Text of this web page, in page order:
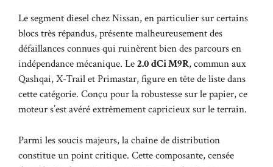
Le segment diesel chez Nissan, en particulier sur certains
blocs très répandus, présente malheureusement des
défaillances connues qui ruinèrent bien des parcours en
indépendance mécanique. Le2.0 dCi M9R, commun aux
Qashqai, X-Trail et Primastar, figure en tête de liste dans
cette catégorie. Conçu pour la robustesse sur le papier, ce
moteur s’est avéré extrêmement capricieux sur le terrain.
Parmi les soucis majeurs, la chaîne de distribution
constitue un point critique. Cette composante, censée